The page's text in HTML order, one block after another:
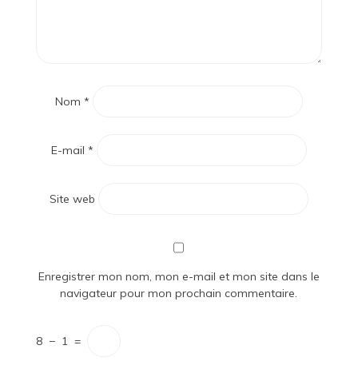
Nom *
E-mail *
Site web
Enregistrer mon nom, mon e-mail et mon site dans le
navigateur pour mon prochain commentaire.
8 − 1 =